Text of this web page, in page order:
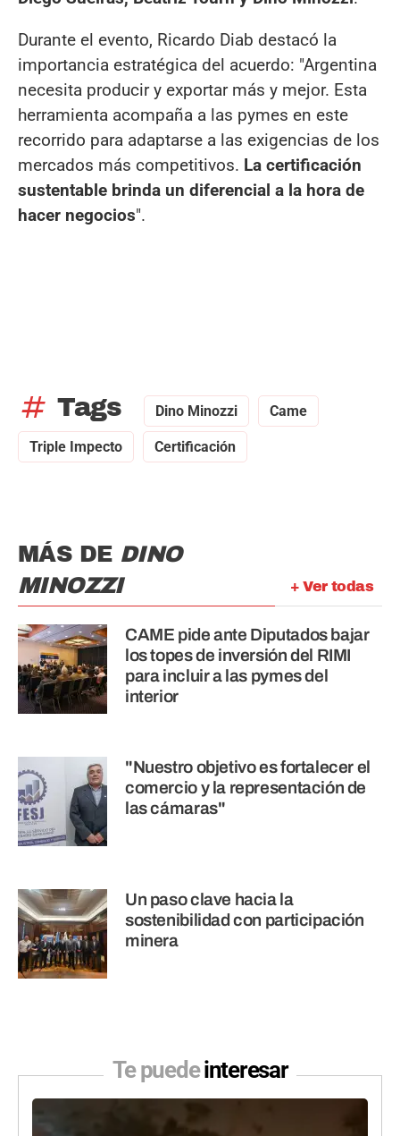
Durante el evento, Ricardo Diab destacó la
importancia estratégica del acuerdo: "Argentina
necesita producir y exportar más y mejor. Esta
herramienta acompaña a las pymes en este
recorrido para adaptarse a las exigencias de los
mercados más competitivos. La certificación
sustentable brinda un diferencial a la hora de
hacer negocios".
tag Tags Dino Minozzi Came
Triple Impecto Certificación
+ Ver todas
MÁS DE DINO
MINOZZI
CAME pide ante Diputados bajar
los topes de inversión del RIMI
para incluir a las pymes del
interior
"Nuestro objetivo es fortalecer el
comercio y la representación de
las cámaras"
Un paso clave hacia la
sostenibilidad con participación
minera
Te puedeinteresar